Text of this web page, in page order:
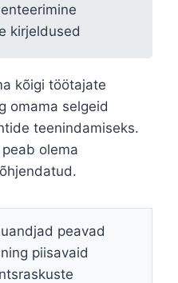
kirjeldused
kõigi töötajate
omama selgeid
teenindamiseks.
olema
peavad
piisavaid